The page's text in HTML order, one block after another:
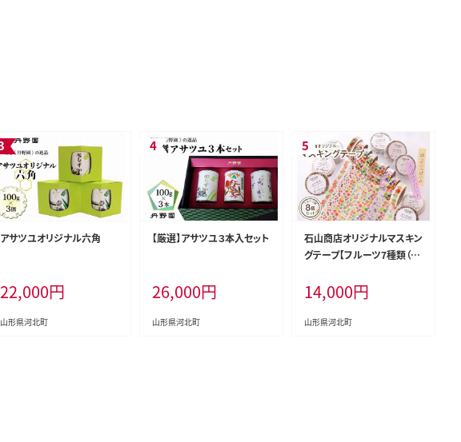
アサツユオリジナル六角
22,000円
山形県河北町
【厳選】アサツユ３本入セット
26,000円
山形県河北町
石山商店オリジナルマスキン
グテープ【フルーツ7種類（8
14,000円
山形県河北町